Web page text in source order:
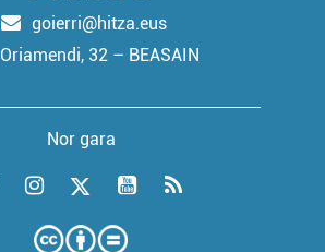
goierri@hitza.eus
Oriamendi, 32 – BEASAIN
Nor gara